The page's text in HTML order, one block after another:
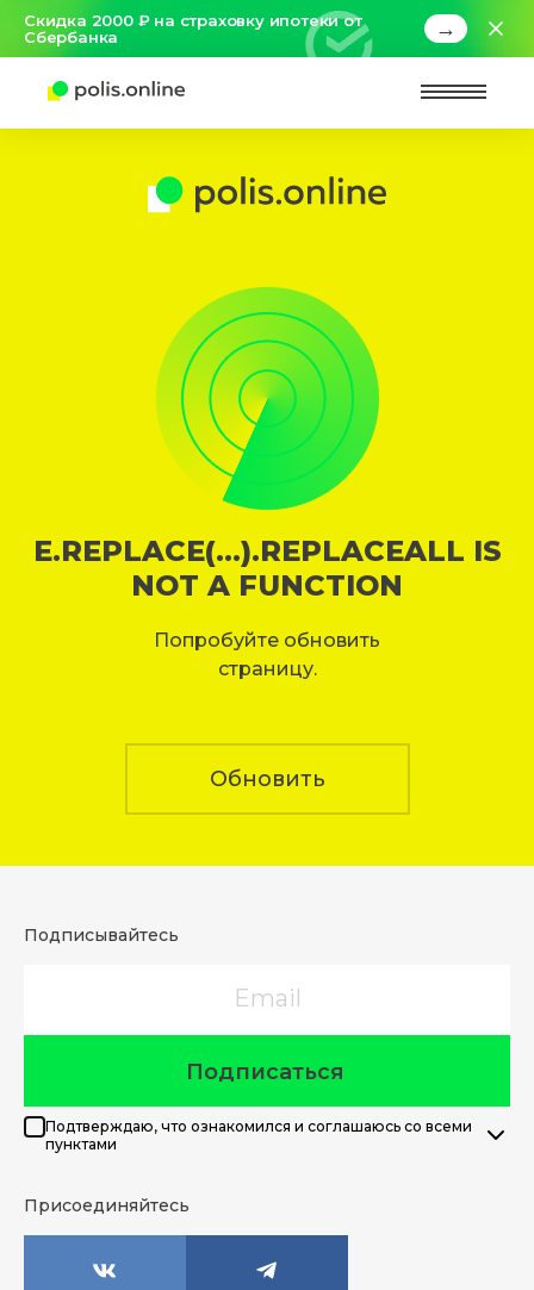
Скидка 2000 ₽ на страховку ипотеки от
Сбербанка
→
E.REPLACE(...).REPLACEALL IS
NOT A FUNCTION
Попробуйте обновить
страницу.
Обновить
Подписывайтесь
Подписаться
Подтверждаю, что ознакомился и соглашаюсь со всеми
пунктами
Присоединяйтесь